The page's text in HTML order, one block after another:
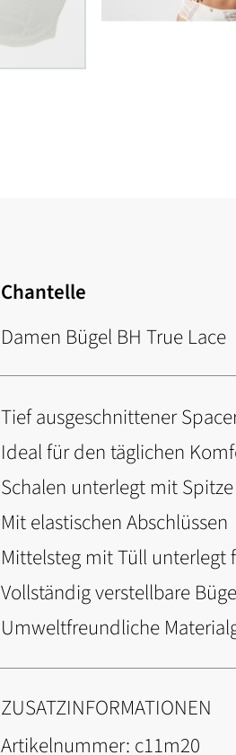
Chantelle
Damen Bügel BH True Lace
Tief ausgeschnittener
Ideal für den täglichen
Schalen unterlegt mit Spitze
Mit elastischen Abschlüssen
Mittelsteg mit Tüll unterlegt
Vollständig verstellbare
Umweltfreundliche
ZUSATZINFORMATIONEN
Artikelnummer: c11m20